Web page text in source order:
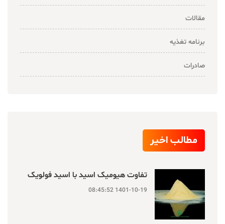
مقالات
برنامه تغذیه
صادرات
مطالب اخیر
تفاوت هیومیک اسید با اسید فولویک
1401-10-19 08:45:52